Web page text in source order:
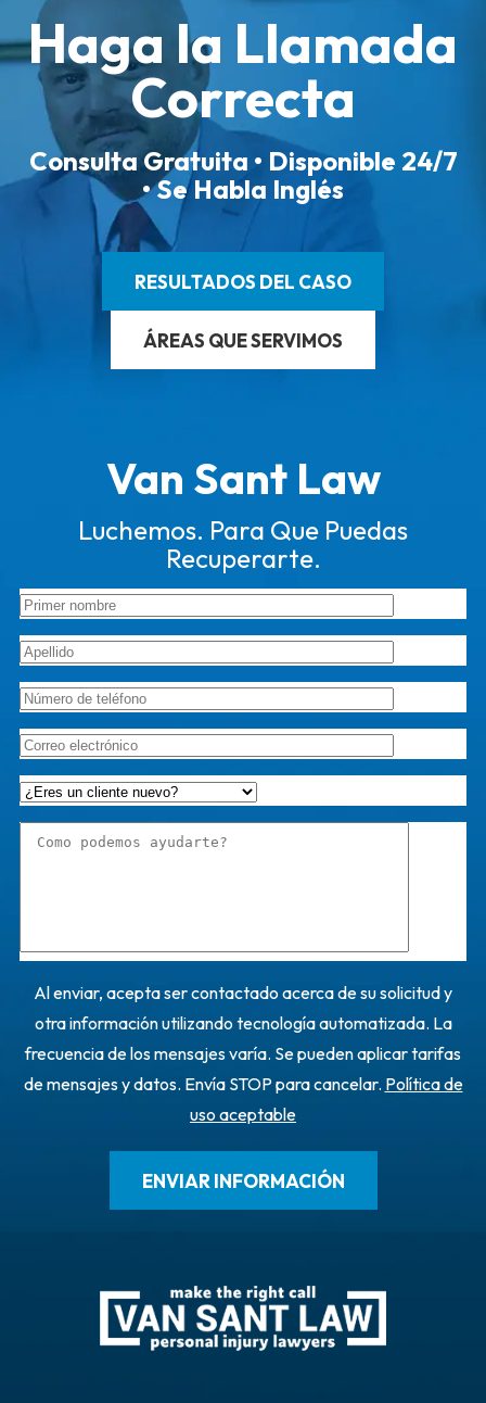
Haga la Llamada
Correcta
Consulta Gratuita • Disponible 24/7
• Se Habla Inglés
RESULTADOS DEL CASO
ÁREAS QUE SERVIMOS
Van Sant Law
Luchemos. Para Que Puedas
Recuperarte.
Al enviar, acepta ser contactado acerca de su solicitud y
otra información utilizando tecnología automatizada. La
frecuencia de los mensajes varía. Se pueden aplicar tarifas
de mensajes y datos. Envía STOP para cancelar. Política de
uso aceptable